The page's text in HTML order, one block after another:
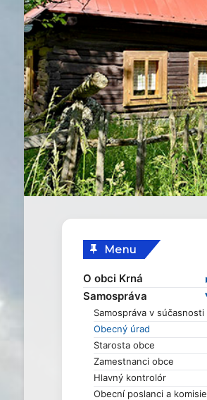
Menu
O obci Krná
Základné informácie
Profil obce
História obce
Obecné symboly
Kultúra
Zaujímavosti
Samospráva
Samospráva v súčasnosti
Obecný úrad
Starosta obce
Zamestnanci obce
Hlavný kontrolór
Obecní poslanci a komisie